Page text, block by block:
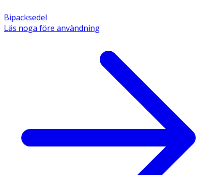
Bipacksedel
Läs noga före användning